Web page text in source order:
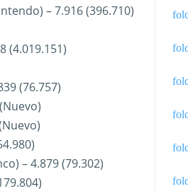
– 7.916 (396.710)
(4.019.151)
(76.757)
– 4.879 (79.302)